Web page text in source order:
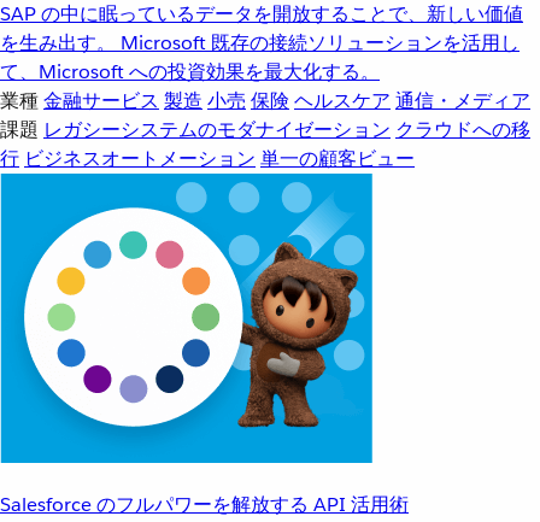
SAP の中に眠っているデータを開放することで、新しい価値
を生み出す。
Microsoft 既存の接続ソリューションを活用し
て、Microsoft への投資効果を最大化する。
業種金融サービス 製造 小売 保険 ヘルスケア 通信・メディア
課題 レガシーシステムのモダナイゼーション クラウドへの移
行 ビジネスオートメーション 単一の顧客ビュー
Salesforce のフルパワーを解放する API 活用術